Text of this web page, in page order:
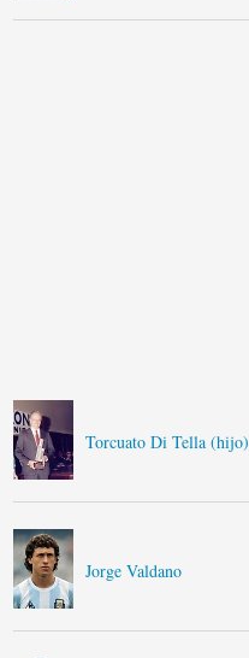
Torcuato Di Tella (hijo)
Jorge Valdano